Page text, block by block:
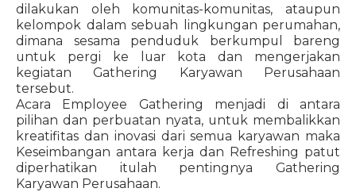
dilakukan oleh komunitas-komunitas, ataupun
kelompok dalam sebuah lingkungan perumahan,
dimana sesama penduduk berkumpul bareng
untuk pergi ke luar kota dan mengerjakan
kegiatan Gathering Karyawan Perusahaan
tersebut.
Acara Employee Gathering menjadi di antara
pilihan dan perbuatan nyata, untuk membalikkan
kreatifitas dan inovasi dari semua karyawan maka
Keseimbangan antara kerja dan Refreshing patut
diperhatikan itulah pentingnya Gathering
Karyawan Perusahaan.